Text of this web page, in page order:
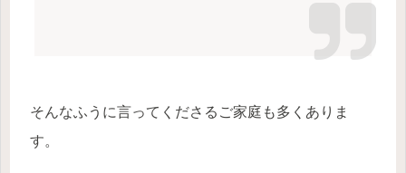
そんなふうに言ってくださるご家庭も多くありま
す。